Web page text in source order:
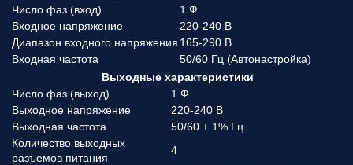
Число фаз (вход)
1 Ф
Входное напряжение
220-240 В
Диапазон входного напряжения 165-290 В
Входная частота
50/60 Гц (Автонастройка)
Выходные характеристики
Число фаз (выход)
1 Ф
Выходное напряжение
220-240 В
Выходная частота
50/60 ± 1% Гц
Количество выходных
разъемов питания
4